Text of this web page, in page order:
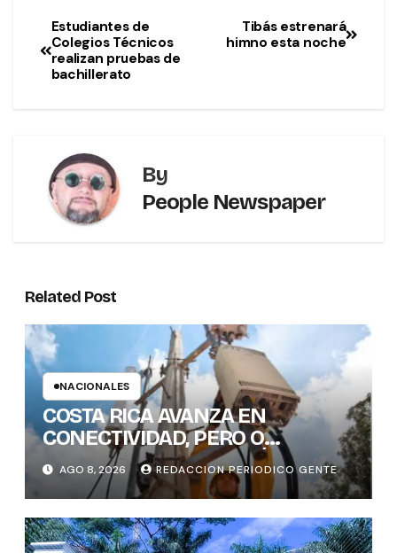
Tibás estrenará
himno esta noche
Estudiantes de
Colegios Técnicos
realizan pruebas de
bachillerato
By
People Newspaper
Related Post
NACIONALES
COSTA RICA AVANZA EN
CONECTIVIDAD, PERO O
BRECHAS DIGITALES, AÚN DEJAN
REZAGADOS A CANTONES
RURALES
AGO 8, 2026 REDACCION PERIODICO GENTE